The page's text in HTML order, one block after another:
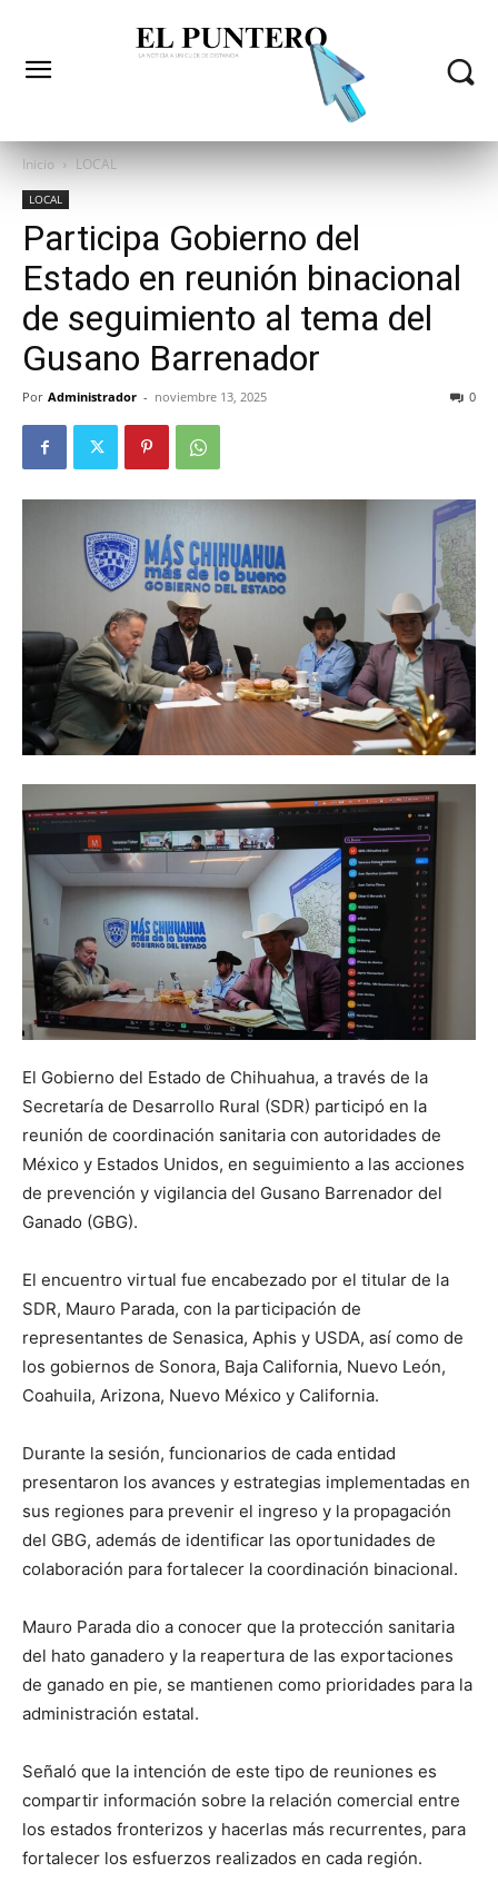
Inicio LOCAL
LOCAL
Participa Gobierno del
Estado en reunión binacional
de seguimiento al tema del
Gusano Barrenador
Por Administrador - noviembre 13, 2025 0
El Gobierno del Estado de Chihuahua, a través de la
Secretaría de Desarrollo Rural (SDR) participó en la
reunión de coordinación sanitaria con autoridades de
México y Estados Unidos, en seguimiento a las acciones
de prevención y vigilancia del Gusano Barrenador del
Ganado (GBG).
El encuentro virtual fue encabezado por el titular de la
SDR, Mauro Parada, con la participación de
representantes de Senasica, Aphis y USDA, así como de
los gobiernos de Sonora, Baja California, Nuevo León,
Coahuila, Arizona, Nuevo México y California.
Durante la sesión, funcionarios de cada entidad
presentaron los avances y estrategias implementadas en
sus regiones para prevenir el ingreso y la propagación
del GBG, además de identificar las oportunidades de
colaboración para fortalecer la coordinación binacional.
Mauro Parada dio a conocer que la protección sanitaria
del hato ganadero y la reapertura de las exportaciones
de ganado en pie, se mantienen como prioridades para la
administración estatal.
Señaló que la intención de este tipo de reuniones es
compartir información sobre la relación comercial entre
los estados fronterizos y hacerlas más recurrentes, para
fortalecer los esfuerzos realizados en cada región.